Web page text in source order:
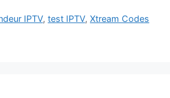
IPTV,test IPTV,Xtream Codes